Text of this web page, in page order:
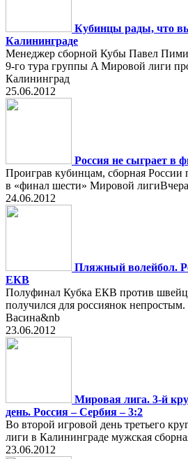
Кубинцы рады, что
Калининграде
Менеджер сборной Кубы Павел
9-го тура группы A Мировой лиги
Калининград
25.06.2012
Россия не сыграет в
Проиграв кубинцам, сборная России
в «финал шести» Мировой
24.06.2012
Пляжный волейбол.
ЕКВ
Полуфинал Кубка ЕКВ против
получился для россиянок
Васина&nb
23.06.2012
Мировая лига. 3-й
день. Россия – Сербия – 3:2
Во второй игровой день третьего
лиги в Калининграде мужская
23.06.2012